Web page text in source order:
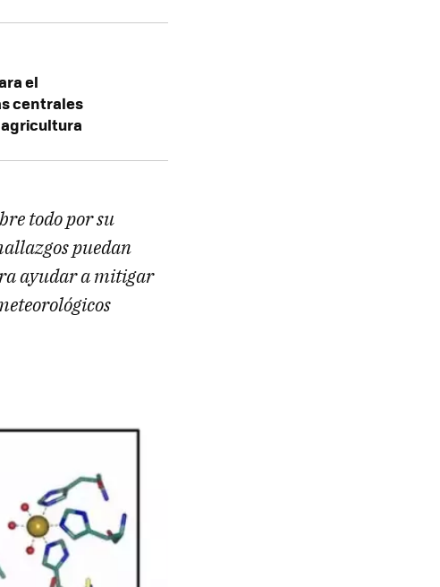
el
centrales
todo por su
puedan
ayudar a mitigar